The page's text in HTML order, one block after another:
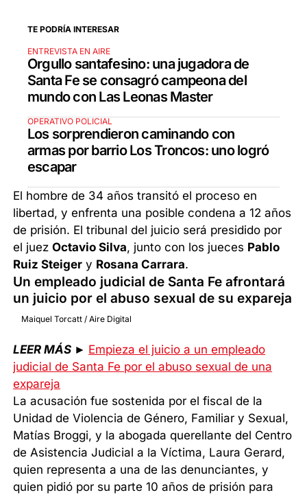
TE PODRÍA INTERESAR
ENTREVISTA EN AIRE
Orgullo santafesino: una jugadora de
Santa Fe se consagró campeona del
mundo con Las Leonas Master
OPERATIVO POLICIAL
Los sorprendieron caminando con
armas por barrio Los Troncos: uno logró
escapar
El hombre de 34 años transitó el proceso en
libertad, y enfrenta una posible condena a 12 años
de prisión. El tribunal del juicio será presidido por
el juezOctavio Silva, junto con los jueces Pablo
Ruiz Steiger y Rosana Carrara.
Un empleado judicial de Santa Fe afrontará
un juicio por el abuso sexual de su expareja
Maiquel Torcatt / Aire Digital
LEER MÁS ► Empieza el juicio a un empleado
judicial de Santa Fe por el abuso sexual de una
expareja
La acusación fue sostenida por el fiscal de la
Unidad de Violencia de Género, Familiar y Sexual,
Matías Broggi, y la abogada querellante del Centro
de Asistencia Judicial a la Víctima, Laura Gerard,
quien representa a una de las denunciantes, y
quien pidió por su parte 10 años de prisión para